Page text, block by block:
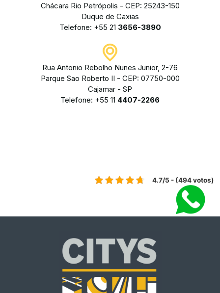
Chácara Rio Petrópolis - CEP: 25243-150
Duque de Caxias
Telefone: +55 21 3656-3890
Rua Antonio Rebolho Nunes Junior, 2-76
Parque Sao Roberto II - CEP: 07750-000
Cajamar - SP
Telefone: +55 11 4407-2266
4.7/5 - (494 votos)